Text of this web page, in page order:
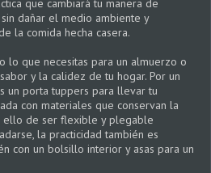
que cambiará tu manera de
dañar el medio ambiente y
la comida hecha casera.
lo que necesitas para un almuerzo o
y la calidez de tu hogar. Por un
un porta tuppers para llevar tu
con materiales que conservan la
ello de ser flexible y plegable
la practicidad también es
con un bolsillo interior y asas para un